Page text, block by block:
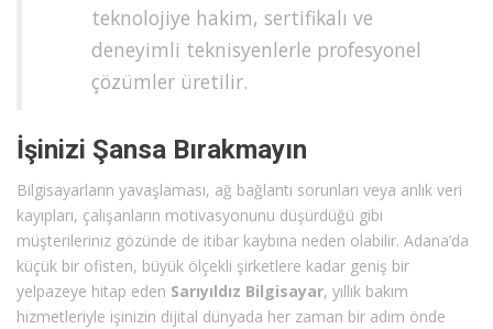
teknolojiye hakim, sertifikalı ve
deneyimli teknisyenlerle profesyonel
çözümler üretilir.
İşinizi Şansa Bırakmayın
Bilgisayarların yavaşlaması, ağ bağlantı sorunları veya anlık veri
kayıpları, çalışanların motivasyonunu düşürdüğü gibi
müşterileriniz gözünde de itibar kaybına neden olabilir. Adana’da
küçük bir ofisten, büyük ölçekli şirketlere kadar geniş bir
yelpazeye hitap eden Sarıyıldız Bilgisayar, yıllık bakım
hizmetleriyle işinizin dijital dünyada her zaman bir adım önde